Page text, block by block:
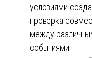
условиями
проверка
между
событиями.